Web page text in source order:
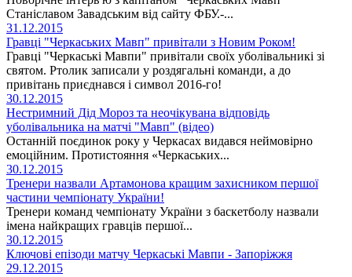
Станіславом Завадським від сайту ФБУ.-...
31.12.2015
Гравці "Черкаських Мавп" привітали з Новим Роком!
Гравці "Черкаські Мавпи" привітали своїх уболівальникі зі
святом. Ртолик записали у роздягальні команди, а до
привітань приєднався і символ 2016-го!
30.12.2015
Нестримний Дід Мороз та неочікувана відповідь
уболівальника на матчі "Мавп" (відео)
Останній поєдинок року у Черкасах видався неймовірно
емоційним. Протистояння «Черкаських...
30.12.2015
Тренери назвали Артамонова кращим захисником першої
частини чемпіонату України!
Тренери команд чемпіонату України з баскетболу назвали
імена найкращих гравців першої...
30.12.2015
Ключові епізоди матчу Черкаські Мавпи - Запоріжжя
29.12.2015